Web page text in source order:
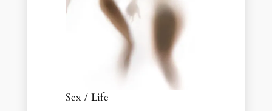
Sex / Life